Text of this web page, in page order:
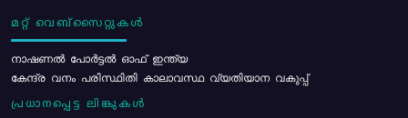
മറ്റ് വെബ്സൈറ്റുകൾ
നാഷണൽ പോർട്ടൽ ഓഫ് ഇന്ത്യ
കേന്ദ്ര വനം പരിസ്ഥിതി കാലാവസ്ഥ വ്യതിയാന വകുപ്പ്
പ്രധാനപ്പെട്ട ലിങ്കുകൾ